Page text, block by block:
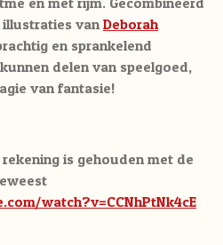
van Deborah
en sprankelend
delen van speelgoed,
van fantasie!
is gehouden met de
watch?v=CCNhPtNk4cE